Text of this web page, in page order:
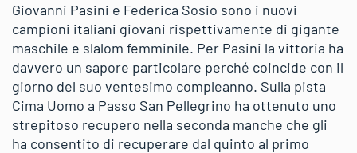
Giovanni Pasini e Federica Sosio sono i nuovi
campioni italiani giovani rispettivamente di gigante
maschile e slalom femminile. Per Pasini la vittoria ha
davvero un sapore particolare perché coincide con il
giorno del suo ventesimo compleanno. Sulla pista
Cima Uomo a Passo San Pellegrino ha ottenuto uno
strepitoso recupero nella seconda manche che gli
ha consentito di recuperare dal quinto al primo